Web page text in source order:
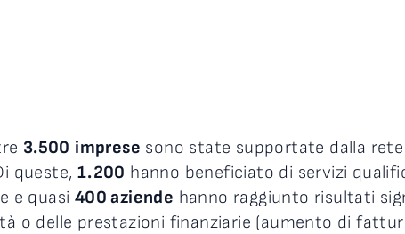
3.500 imprese sono state supportate dalla rete
queste, 1.200 hanno beneficiato di servizi
e quasi 400 aziende hanno raggiunto risultati
o delle prestazioni finanziarie (aumento di